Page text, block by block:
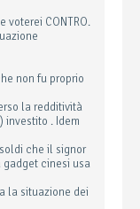
voterei CONTRO.
non fu proprio
la redditività
investito . Idem
che il signor
cinesi usa
la situazione dei